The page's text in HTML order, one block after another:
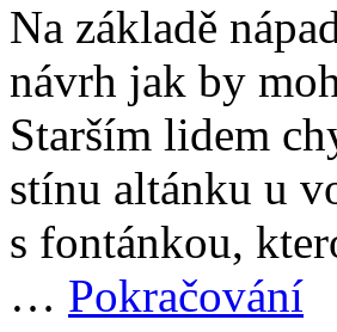
Na základě
návrh jak by
Starším lidem
stínu altánku u
s fontánkou,
… Pokračování